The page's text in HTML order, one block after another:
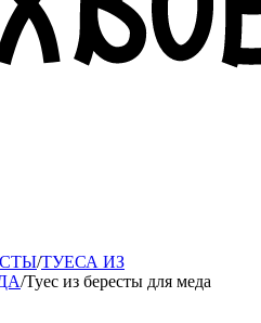
/ТУЕСА ИЗ
/Туес из бересты для меда